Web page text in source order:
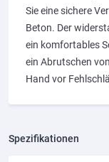
Sie eine sichere
Beton. Der
ein komfortables
ein Abrutschen
Hand vor
Spezifikationen